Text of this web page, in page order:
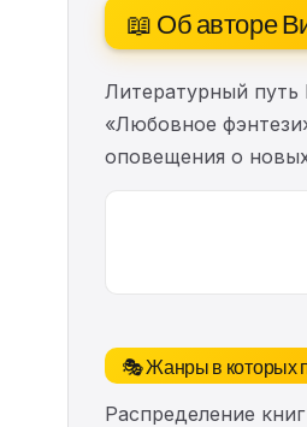
📖 Об авторе
Литературный путь
«Любовное
оповещения о
🎭 Жанры в которых
Распределение